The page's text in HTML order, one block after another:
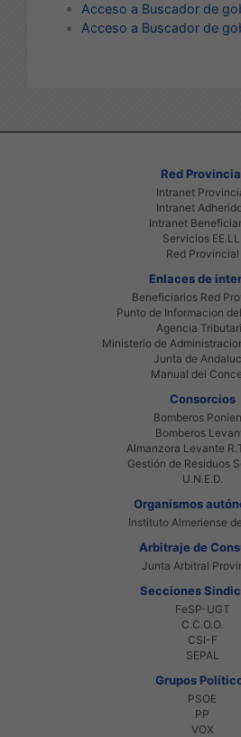
Acceso a Buscador de
Acceso a Buscador de
Red
Intranet
Intranet
Intranet
Servicios EE.LL.
Red Provincial
Enlaces de
Beneficiarios Red
Punto de Informacion
Agencia
Ministerio de
Junta de
Manual del
Consorcios
Bomberos
Bomberos
Almanzora Levante
Gestión de Residuos
U.N.E.D.
Organismos
Instituto Almeriense
Arbitraje de
Junta Arbitral
Secciones
FeSP-UGT
C.C.O.O.
CSI-F
SEPAL
Grupos
PSOE
PP
VOX